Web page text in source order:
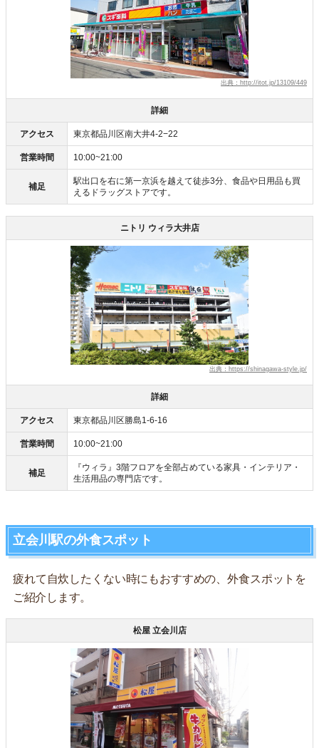
出典：http://itot.jp/13109/449
詳細
アクセス 東京都品川区南大井4-2−22
営業時間 10:00~21:00
補足
駅出口を右に第一京浜を越えて徒歩3分、食品や日用品も買
えるドラッグストアです。
ニトリ ウィラ大井店
出典：https://shinagawa-style.jp/
詳細
アクセス 東京都品川区勝島1-6-16
営業時間 10:00~21:00
補足
『ウィラ』3階フロアを全部占めている家具・インテリア・
生活用品の専門店です。
立会川駅の外食スポット
疲れて自炊したくない時にもおすすめの、外食スポットを
ご紹介します。
松屋 立会川店